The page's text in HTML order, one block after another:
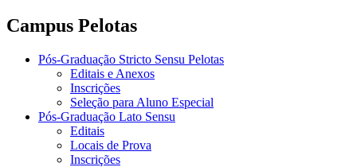
Campus Pelotas
Pós-Graduação Stricto Sensu Pelotas
Editais e Anexos
Inscrições
Seleção para Aluno Especial
Pós-Graduação Lato Sensu
Editais
Locais de Prova
Inscrições